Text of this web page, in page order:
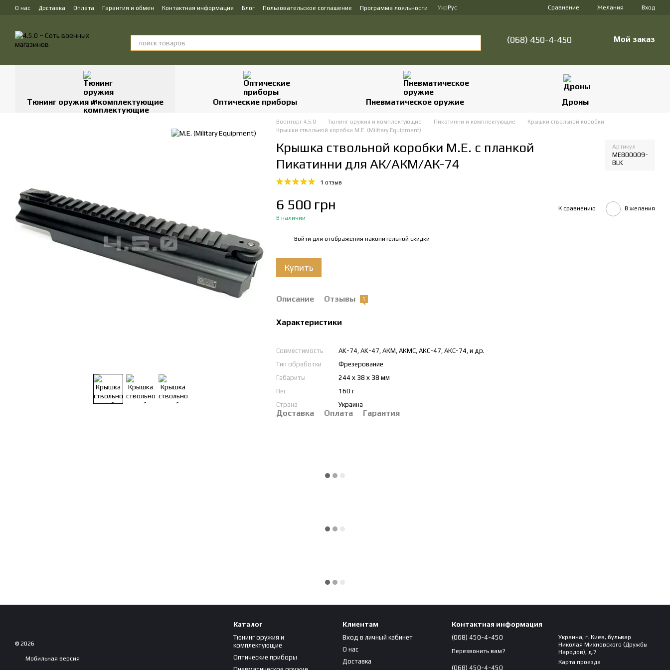
Перейти к основному контенту
О нас Доставка Оплата Гарантия и обмен Контактная информация Блог Пользовательское соглашение Программа лояльности УкрРус Сравнение Желания Вход
(068) 450-4-450 Мой заказ
Тюнинг оружия и комплектующие Оптические приборы Пневматическое оружие Дроны
Военторг 4.5.0 Тюнинг оружия и комплектующие Пикатинни и комплектующие
Крышки ствольной коробки
Крышки ствольной коробки M.E. (Military Equipment)
Крышка ствольной коробки M.E. с планкой
Пикатинни для АК/АКМ/АК-74
Артикул
ME800009-
BLK
1 отзыв
6 500 грн
В наличии
К сравнению В желания
Войти для отображения накопительной скидки
Купить
Описание Отзывы 1
Характеристики
Совместимость
AK-74, AK-47, АКМ, АКМС, АКС-47, АКС-74, и др.
Тип обработки
Фрезерование
Габариты
244 х 38 х 38 мм
Вес
160 г
Страна
Украина
Доставка Оплата Гарантия
© 2026
Мобильная версия
Каталог
Тюнинг оружия и
комплектующие
Оптические приборы
Клиентам
Вход в личный кабинет
О нас
Доставка
Контактная информация
(068) 450-4-450
Перезвонить вам?
(068) 450-4-450
Украина, г. Киев, бульвар
Николая Михновского (Дружбы
Народов), д.7
Карта проезда